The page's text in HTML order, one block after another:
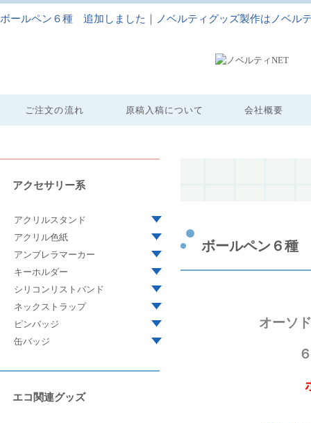
ボールペン６種 追加しました｜ノベルティグッズ製作はノベル
ご注文の流れ 原稿入稿について 会社概要
ボールペン６種
オーソ
アクセサリー系
アクリルスタンド
アクリル色紙
アンブレラマーカー
キーホルダー
シリコンリストバンド
ネックストラップ
ピンバッジ
缶バッジ
エコ関連グッズ